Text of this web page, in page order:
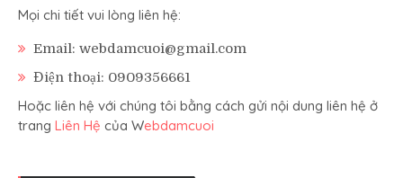
Mọi chi tiết vui lòng liên hệ:
Email: webdamcuoi@gmail.com
Điện thoại: 0909356661
Hoặc liên hệ với chúng tôi bằng cách gửi nội dung liên hệ ở
trang Liên Hệ của Webdamcuoi